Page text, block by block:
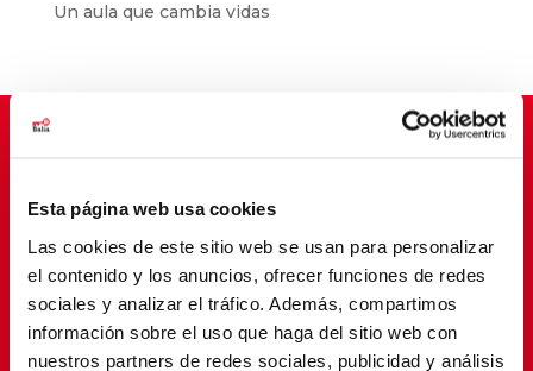
Esta página web usa cookies
Las cookies de este sitio web se usan para personalizar
el contenido y los anuncios, ofrecer funciones de redes
sociales y analizar el tráfico. Además, compartimos
información sobre el uso que haga del sitio web con
nuestros partners de redes sociales, publicidad y análisis
Un aula que cambia vidas
Suscríbete para cambiar vidas